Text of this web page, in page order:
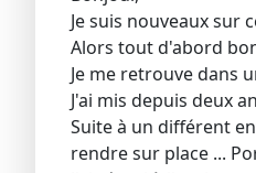
Je suis nouveaux sur
Alors tout d'abord
Je me retrouve dans
J'ai mis depuis deux
Suite à un différent
rendre sur place ...